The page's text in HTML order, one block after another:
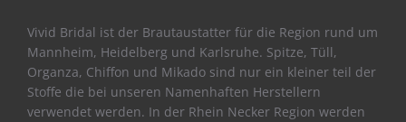
Vivid Bridal ist der Brautaustatter für die Region rund um
Mannheim, Heidelberg und Karlsruhe. Spitze, Tüll,
Organza, Chiffon und Mikado sind nur ein kleiner teil der
Stoffe die bei unseren Namenhaften Herstellern
verwendet werden. In der Rhein Necker Region werden